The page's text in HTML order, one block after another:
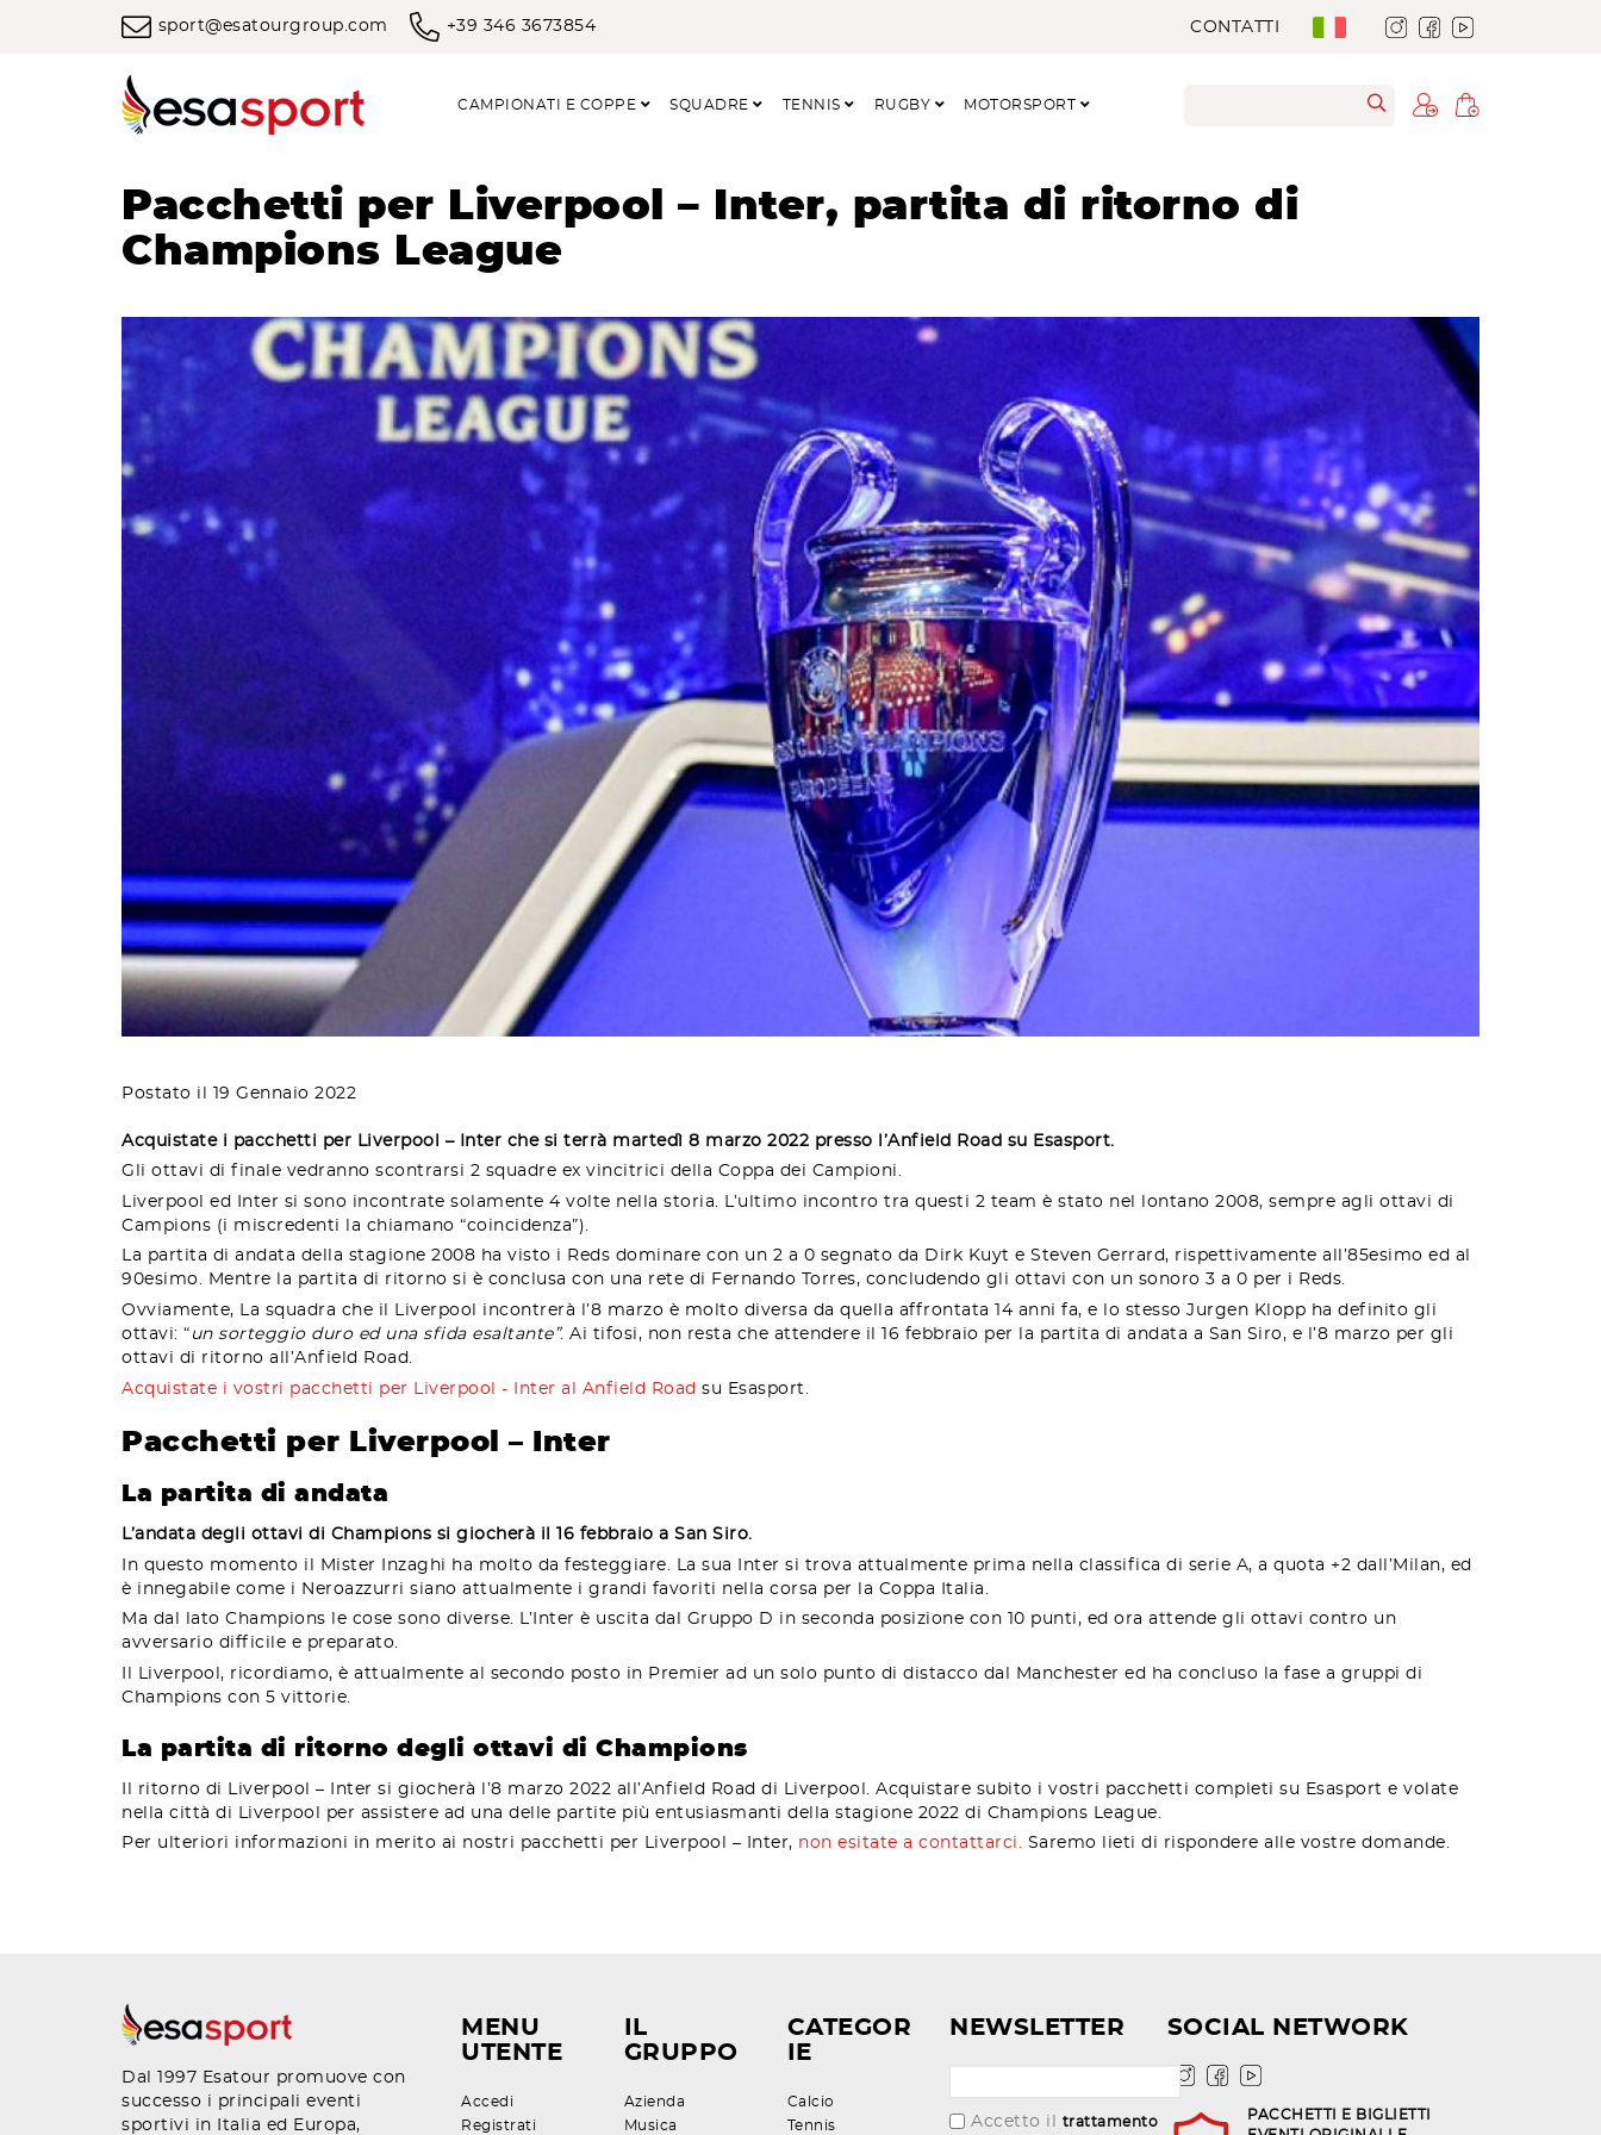
sport@esatourgroup.com +39 346 3673854 CONTATTI
CAMPIONATI E COPPE SQUADRE TENNIS RUGBY MOTORSPORT
Pacchetti per Liverpool – Inter, partita di ritorno di
Champions League
Postato il 19 Gennaio 2022
Acquistate i pacchetti per Liverpool – Inter che si terrà martedì 8 marzo 2022 presso l’Anfield Road su Esasport.
Gli ottavi di finale vedranno scontrarsi 2 squadre ex vincitrici della Coppa dei Campioni.
Liverpool ed Inter si sono incontrate solamente 4 volte nella storia. L’ultimo incontro tra questi 2 team è stato nel lontano 2008, sempre agli ottavi di
Campions (i miscredenti la chiamano “coincidenza”).
La partita di andata della stagione 2008 ha visto i Reds dominare con un 2 a 0 segnato da Dirk Kuyt e Steven Gerrard, rispettivamente all’85esimo ed al
90esimo. Mentre la partita di ritorno si è conclusa con una rete di Fernando Torres, concludendo gli ottavi con un sonoro 3 a 0 per i Reds.
Ovviamente, La squadra che il Liverpool incontrerà l’8 marzo è molto diversa da quella affrontata 14 anni fa, e lo stesso Jurgen Klopp ha definito gli
ottavi: “ un sorteggio duro ed una sfida esaltante”. Ai tifosi, non resta che attendere il 16 febbraio per la partita di andata a San Siro, e l’8 marzo per gli
ottavi di ritorno all’Anfield Road.
Acquistate i vostri pacchetti per Liverpool - Inter al Anfield Road su Esasport.
Pacchetti per Liverpool – Inter
La partita di andata
L’andata degli ottavi di Champions si giocherà il 16 febbraio a San Siro.
In questo momento il Mister Inzaghi ha molto da festeggiare. La sua Inter si trova attualmente prima nella classifica di serie A, a quota +2 dall’Milan, ed
è innegabile come i Neroazzurri siano attualmente i grandi favoriti nella corsa per la Coppa Italia.
Ma dal lato Champions le cose sono diverse. L’Inter è uscita dal Gruppo D in seconda posizione con 10 punti, ed ora attende gli ottavi contro un
avversario difficile e preparato.
Il Liverpool, ricordiamo, è attualmente al secondo posto in Premier ad un solo punto di distacco dal Manchester ed ha concluso la fase a gruppi di
Champions con 5 vittorie.
La partita di ritorno degli ottavi di Champions
Il ritorno di Liverpool – Inter si giocherà l’8 marzo 2022 all’Anfield Road di Liverpool. Acquistare subito i vostri pacchetti completi su Esasport e volate
nella città di Liverpool per assistere ad una delle partite più entusiasmanti della stagione 2022 di Champions League.
Per ulteriori informazioni in merito ai nostri pacchetti per Liverpool – Inter, non esitate a contattarci. Saremo lieti di rispondere alle vostre domande.
Dal 1997 Esatour promuove con
successo i principali eventi
sportivi in Italia ed Europa,
MENU
UTENTE
Accedi
Registrati
IL
GRUPPO
Azienda
Musica
CATEGOR
IE
Calcio
Tennis
NEWSLETTER
Accetto il trattamento
SOCIAL NETWORK
PACCHETTI E BIGLIETTI